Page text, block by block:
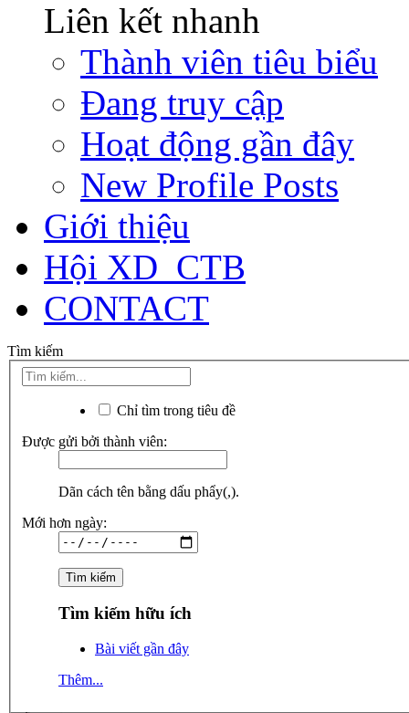
Liên kết nhanh
Thành viên tiêu biểu
Đang truy cập
Hoạt động gần đây
New Profile Posts
Giới thiệu
Hội XD_CTB
CONTACT
Tìm kiếm
Chỉ tìm trong tiêu đề
Được gửi bởi thành viên:
Dãn cách tên bằng dấu phẩy(,).
Mới hơn ngày:
Tìm kiếm hữu ích
Bài viết gần đây
Thêm...